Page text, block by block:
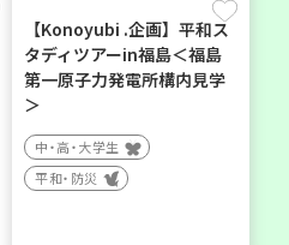
【Konoyubi .企画】平和ス
タディツアーin福島＜福島
第一原子力発電所構内見学
＞
中・高・大学生
平和・防災